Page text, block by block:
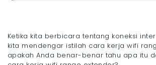
- 1. Peningkatan Cakupan Sinyal
- 2. Koneksi yang Lebih Stabil
Ketika kita berbicara tentang koneksi
kita mendengar istilah cara kerja wifi
apakah Anda benar-benar tahu apa itu